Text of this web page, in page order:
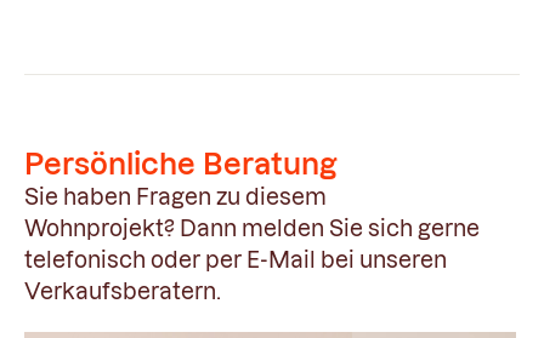
Persönliche Beratung
Sie haben Fragen zu diesem
Wohnprojekt? Dann melden Sie sich gerne
telefonisch oder per E-Mail bei unseren
Verkaufsberatern.